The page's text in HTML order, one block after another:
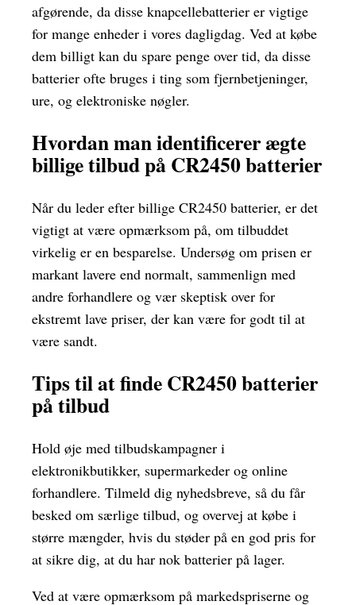
afgørende, da disse knapcellebatterier er vigtige
for mange enheder i vores dagligdag. Ved at købe
dem billigt kan du spare penge over tid, da disse
batterier ofte bruges i ting som fjernbetjeninger,
ure, og elektroniske nøgler.
Hvordan man identificerer ægte
billige tilbud på CR2450 batterier
Når du leder efter billige CR2450 batterier, er det
vigtigt at være opmærksom på, om tilbuddet
virkelig er en besparelse. Undersøg om prisen er
markant lavere end normalt, sammenlign med
andre forhandlere og vær skeptisk over for
ekstremt lave priser, der kan være for godt til at
være sandt.
Tips til at finde CR2450 batterier
på tilbud
Hold øje med tilbudskampagner i
elektronikbutikker, supermarkeder og online
forhandlere. Tilmeld dig nyhedsbreve, så du får
besked om særlige tilbud, og overvej at købe i
større mængder, hvis du støder på en god pris for
at sikre dig, at du har nok batterier på lager.
Ved at være opmærksom på markedspriserne og